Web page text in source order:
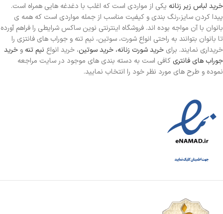
خرید لباس زیر زنانه یکی از مواردی است که اغلب با دغدغه هایی همراه است.
پیدا کردن سایز،رنگ بندی و کیفیت مناسب از جمله مواردی است که همه ی
بانوان با آن مواجه بوده اند. فروشگاه اینترنتی نوین ساکس شرایطی را فراهم آورده
تا بانوان بتوانند به راحتی انواع شورت، سوتین، نیم تنه و جوراب های فانتزی را
خریداری نمایند. برای خرید شورت زنانه، خرید سوتین، خرید انواع نیم تنه و خرید
جوراب های فانتری کافی است به دسته بندی های موجود در سایت مراجعه
نموده و طرح های مورد نظر خود را انتخاب نمایید.